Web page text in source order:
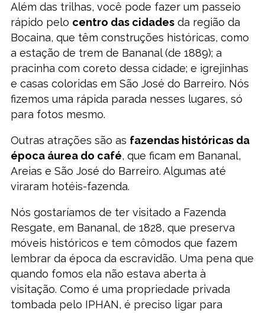
Além das trilhas, você pode fazer um passeio
rápido pelo centro das cidadesda região da
Bocaina, que têm construções históricas, como
a estação de trem de Bananal (de 1889); a
pracinha com coreto dessa cidade; e igrejinhas
e casas coloridas em São José do Barreiro. Nós
fizemos uma rápida parada nesses lugares, só
para fotos mesmo.
Outras atrações são as fazendas históricas da
época áurea do café, que ficam em Bananal,
Areias e São José do Barreiro. Algumas até
viraram hotéis-fazenda.
Nós gostaríamos de ter visitado a Fazenda
Resgate, em Bananal, de 1828, que preserva
móveis históricos e tem cômodos que fazem
lembrar da época da escravidão. Uma pena que
quando fomos ela não estava aberta à
visitação. Como é uma propriedade privada
tombada pelo IPHAN, é preciso ligar para